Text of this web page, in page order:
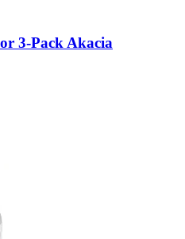
3-​Pack Akacia